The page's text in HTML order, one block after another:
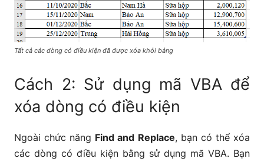
Tất cả các dòng có điều kiện đã được xóa khỏi bảng
Cách 2: Sử dụng mã VBA để
xóa dòng có điều kiện
Ngoài chức năng Find and Replace, bạn có thể xóa
các dòng có điều kiện bằng sử dụng mã VBA. Bạn